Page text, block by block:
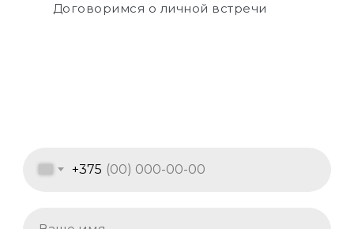
+375
Договоримся о личной встречи